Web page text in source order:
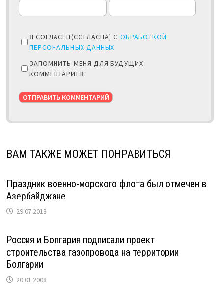
Я СОГЛАСЕН(СОГЛАСНА) С ОБРАБОТКОЙ
ПЕРСОНАЛЬНЫХ ДАННЫХ
ЗАПОМНИТЬ МЕНЯ ДЛЯ БУДУЩИХ
КОММЕНТАРИЕВ
ВАМ ТАКЖЕ МОЖЕТ ПОНРАВИТЬСЯ
Праздник военно-морского флота был отмечен в
Азербайджане
29.07.2013
Россия и Болгария подписали проект
строительства газопровода на территории
Болгарии
20.01.2008